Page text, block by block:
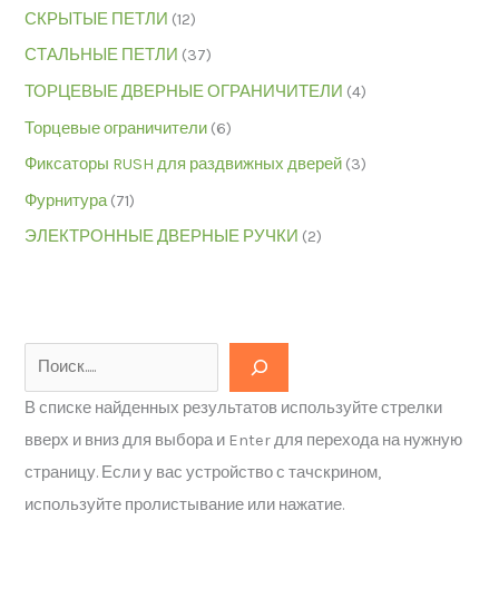
СКРЫТЫЕ ПЕТЛИ (12)
СТАЛЬНЫЕ ПЕТЛИ (37)
ТОРЦЕВЫЕ ДВЕРНЫЕ ОГРАНИЧИТЕЛИ (4)
Торцевые ограничители (6)
Фиксаторы RUSH для раздвижных дверей (3)
Фурнитура (71)
ЭЛЕКТРОННЫЕ ДВЕРНЫЕ РУЧКИ (2)
В списке найденных результатов используйте стрелки
вверх и вниз для выбора и Enter для перехода на нужную
страницу. Если у вас устройство с тачскрином,
используйте пролистывание или нажатие.